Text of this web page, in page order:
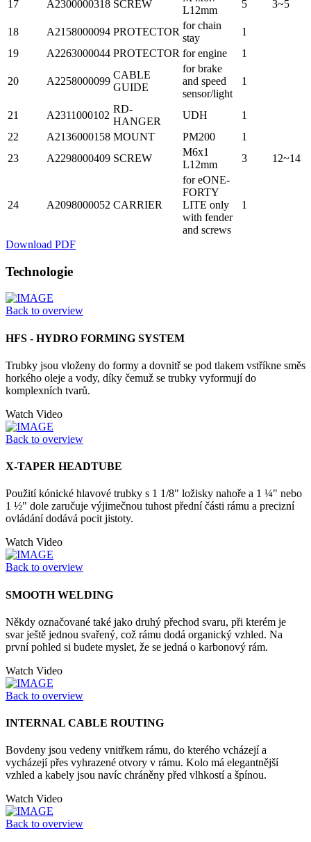
17
A2300000318 SCREW
L12mm
5 3~5
18 A2158000094 PROTECTOR
for chain
stay
1
19
A2263000044 PROTECTOR for engine 1
20 A2258000099
CABLE
GUIDE
for brake
and speed
sensor/light
1
21 A2311000102
RD-
HANGER
UDH
1
22
A2136000158 MOUNT PM200
1
23
A2298000409 SCREW
M6x1
L12mm
3 12~14
24 A2098000052 CARRIER
for eONE-
FORTY
LITE only
with fender
and screws
1
Download PDF
Technologie
Back to overview
HFS - HYDRO FORMING SYSTEM
Trubky jsou vloženy do formy a dovnitř se pod tlakem vstříkne směs
horkého oleje a vody, díky čemuž se trubky vyformují do
komplexních tvarů.
Watch Video
Back to overview
X-TAPER HEADTUBE
Použití kónické hlavové trubky s 1 1/8" ložisky nahoře a 1 ¼" nebo
1 ½" dole zaručuje výjimečnou tuhost přední části rámu a precizní
ovládání dodává pocit jistoty.
Watch Video
Back to overview
SMOOTH WELDING
Někdy označované také jako druhý přechod svaru, při kterém je
svar ještě jednou svařený, což rámu dodá organický vzhled. Na
první pohled si budete myslet, že se jedná o karbonový rám.
Watch Video
Back to overview
INTERNAL CABLE ROUTING
Bovdeny jsou vedeny vnitřkem rámu, do kterého vcházejí a
vycházejí přes vyhrazené otvory v rámu. Kolo má elegantnější
vzhled a kabely jsou navíc chráněny před vlhkostí a špínou.
Watch Video
Back to overview